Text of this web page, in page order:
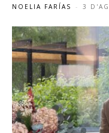
NOELIA FARÍAS - 3